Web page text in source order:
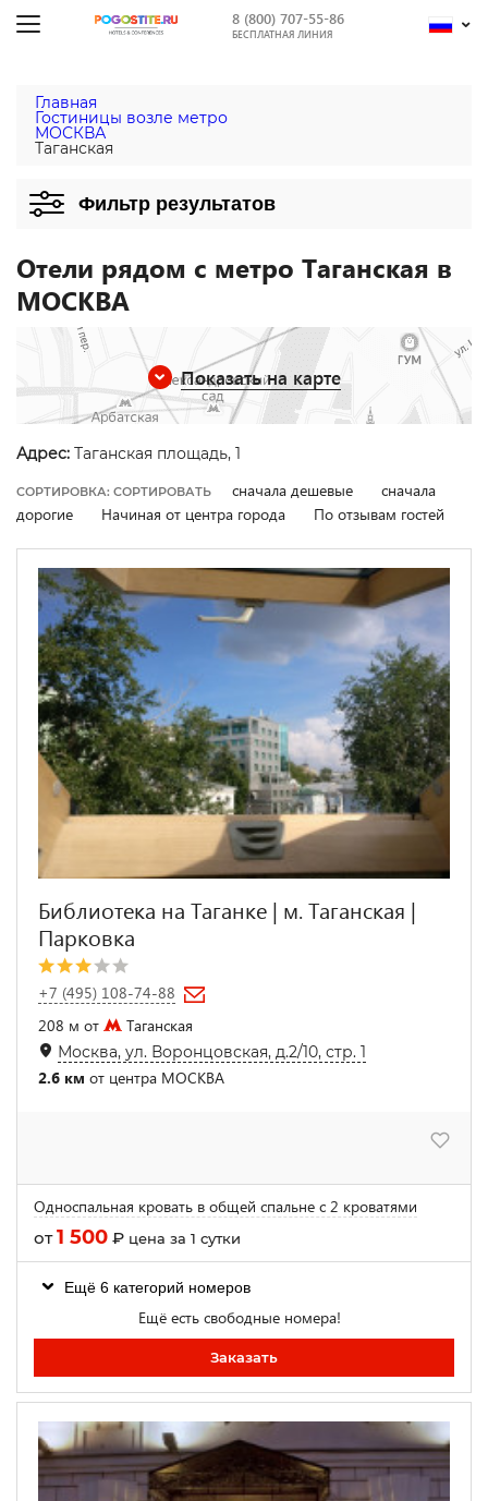
8 (800) 707-55-86
БЕСПЛАТНАЯ ЛИНИЯ
Главная
Гостиницы возле метро
МОСКВА
Таганская
Фильтр результатов
Отели рядом с метро Таганская в
МОСКВА
Показать на карте
Адрес: Таганская площадь, 1
СОРТИРОВКА: СОРТИРОВАТЬ сначала дешевые
сначала
дорогие
Начиная от центра города По отзывам гостей
Библиотека на Таганке | м. Таганская |
Парковка
+7 (495) 108-74-88
208 м от
Таганская
Москва, ул. Воронцовская, д.2/10, стр. 1
2.6 км от центра МОСКВА
Односпальная кровать в общей спальне с 2 кроватями
от1 500 ₽ цена за 1 сутки
Ещё 6 категорий номеров
Ещё есть свободные номера!
Заказать